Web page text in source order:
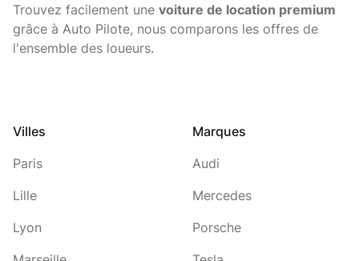
Trouvez facilement une voiture de location premium
grâce à Auto Pilote, nous comparons les offres de
l'ensemble des loueurs.
Villes
Paris
Lille
Lyon
Marques
Audi
Mercedes
Porsche